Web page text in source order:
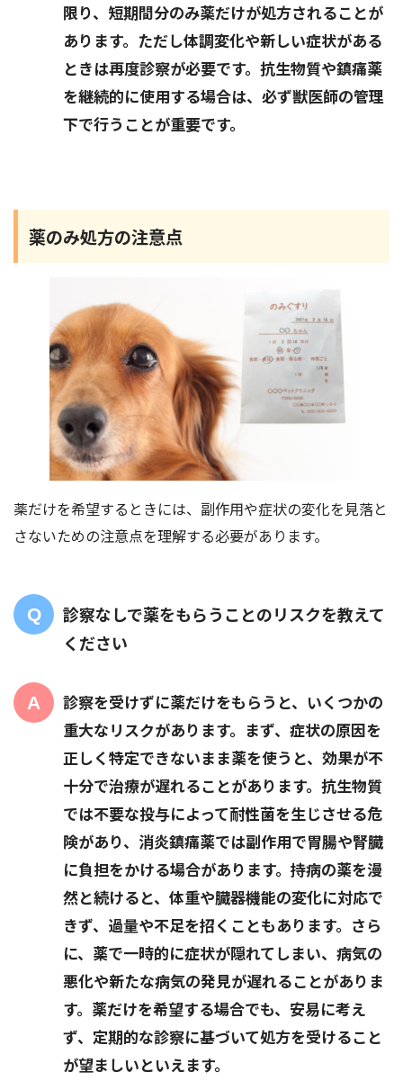
限り、短期間分のみ薬だけが処方されることが
あります。ただし体調変化や新しい症状がある
ときは再度診察が必要です。抗生物質や鎮痛薬
を継続的に使用する場合は、必ず獣医師の管理
下で行うことが重要です。
薬のみ処方の注意点
薬だけを希望するときには、副作用や症状の変化を見落と
さないための注意点を理解する必要があります。
診察なしで薬をもらうことのリスクを教えて
ください
診察を受けずに薬だけをもらうと、いくつかの
重大なリスクがあります。まず、症状の原因を
正しく特定できないまま薬を使うと、効果が不
十分で治療が遅れることがあります。抗生物質
では不要な投与によって耐性菌を生じさせる危
険があり、消炎鎮痛薬では副作用で胃腸や腎臓
に負担をかける場合があります。持病の薬を漫
然と続けると、体重や臓器機能の変化に対応で
きず、過量や不足を招くこともあります。さら
に、薬で一時的に症状が隠れてしまい、病気の
悪化や新たな病気の発見が遅れることがありま
す。薬だけを希望する場合でも、安易に考え
ず、定期的な診察に基づいて処方を受けること
が望ましいといえます。